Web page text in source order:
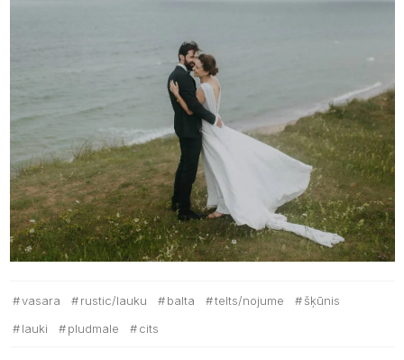
vasara rustic/lauku balta telts/nojume
šķūnis
lauki
pludmale cits